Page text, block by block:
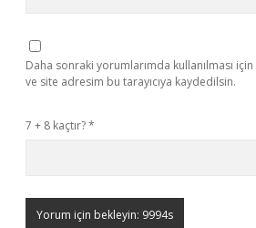
Daha sonraki yorumlarımda kullanılması
ve site adresim bu tarayıcıya kaydedilsin.
7 + 8 kaçtır?*